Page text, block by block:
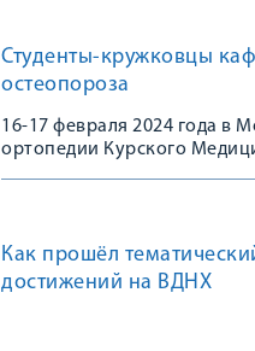
Студенты-кружковцы
остеопороза
16-17 февраля 2024 года в
ортопедии Курского
Как прошёл
достижений на ВДНХ